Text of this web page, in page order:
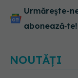
Urmărește-
abonează‑te!
NOUTĂȚI